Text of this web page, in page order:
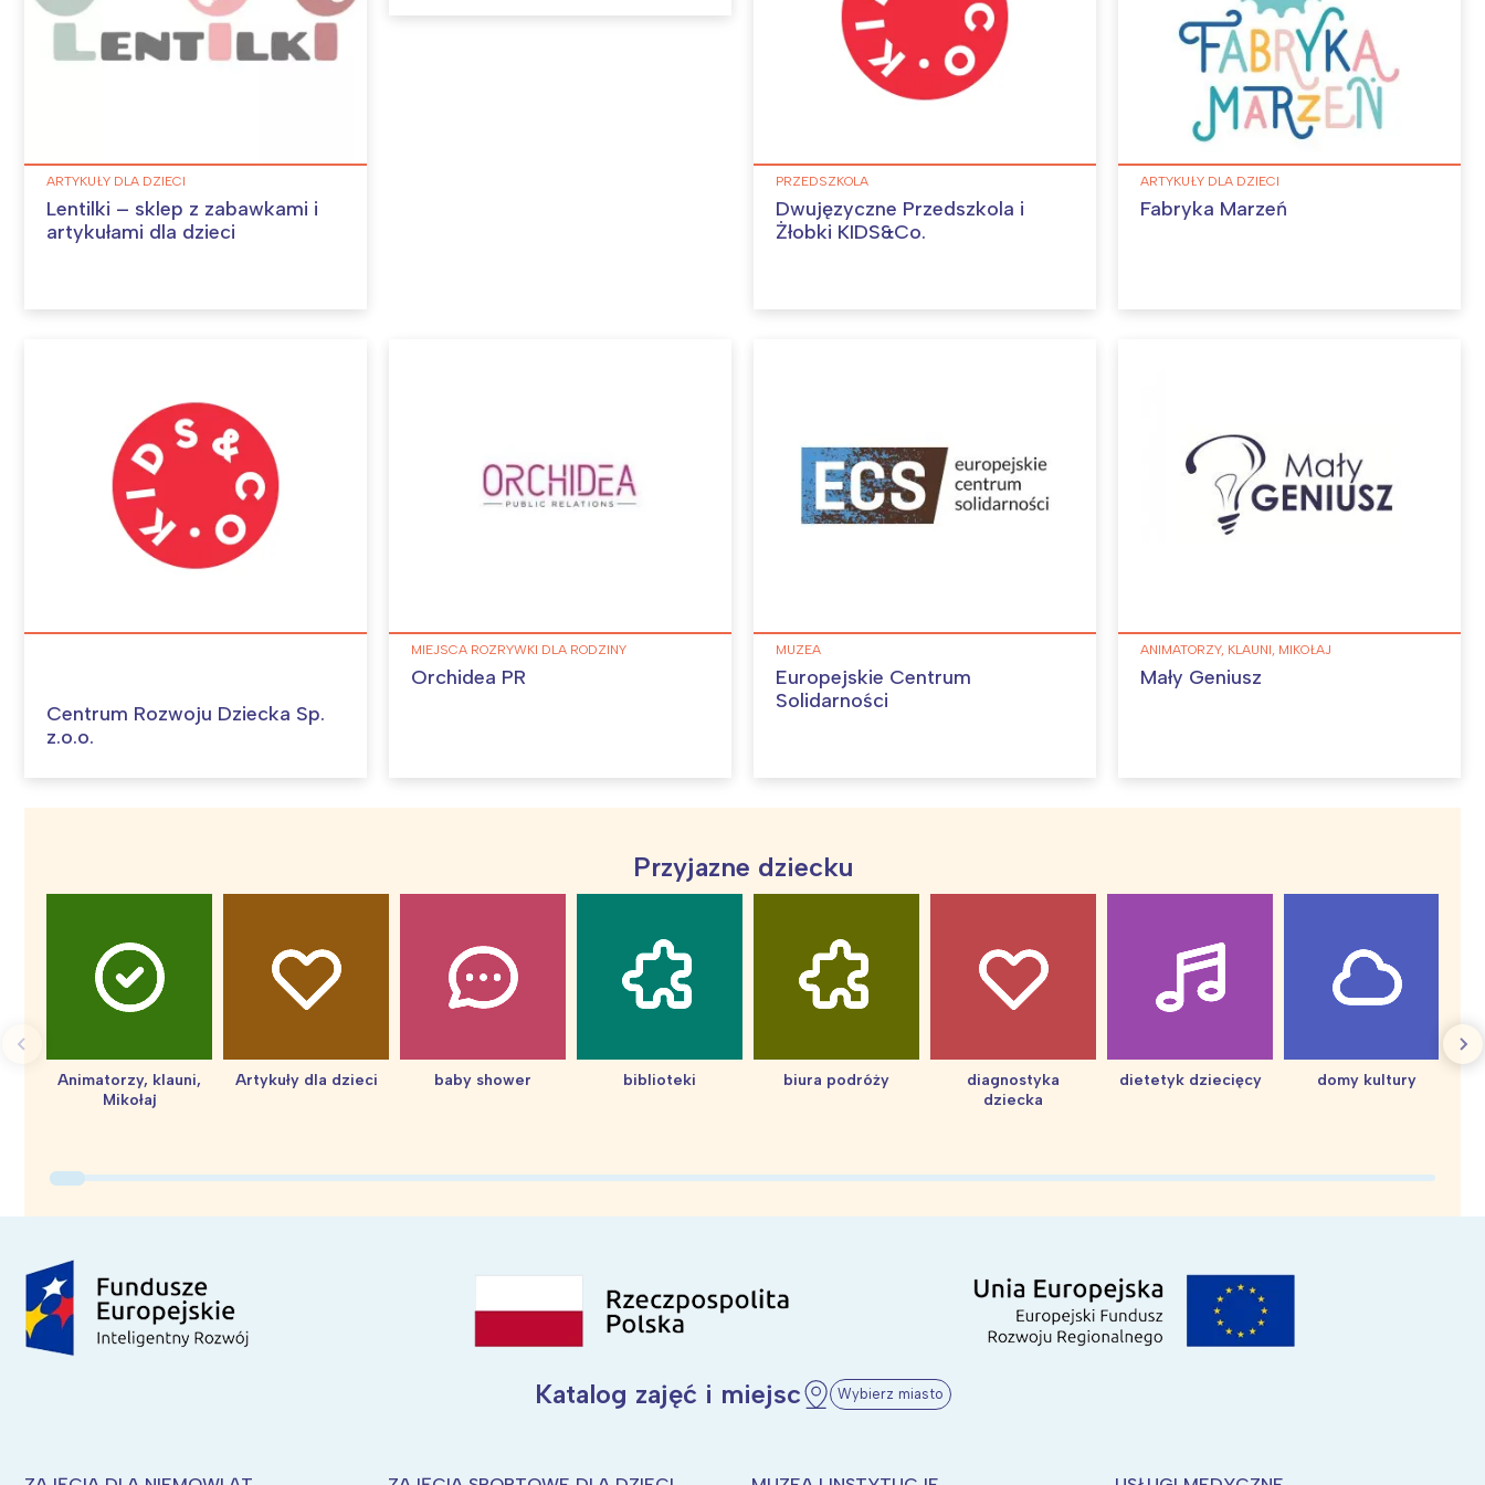
ARTYKUŁY DLA DZIECI
Lentilki – sklep z zabawkami i
artykułami dla dzieci
PRZEDSZKOLA
Dwujęzyczne Przedszkola i
Żłobki KIDS&Co.
ARTYKUŁY DLA DZIECI
Fabryka Marzeń
Centrum Rozwoju Dziecka Sp.
z.o.o.
MIEJSCA ROZRYWKI DLA RODZINY
Orchidea PR
MUZEA
Europejskie Centrum
Solidarności
ANIMATORZY, KLAUNI, MIKOŁAJ
Mały Geniusz
Przyjazne dziecku
Animatorzy, klauni,
Mikołaj
Artykuły dla dzieci baby shower biblioteki biura podróży
diagnostyka
dziecka
dietetyk dziecięcy
domy kultury
Katalog zajęć i miejsc Wybierz miasto
Wszystkie